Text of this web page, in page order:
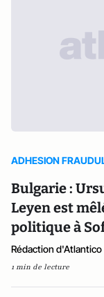
ADHESION
Bulgarie :
Leyen est
politique à
Rédaction d'Atlantico
1 min de lecture